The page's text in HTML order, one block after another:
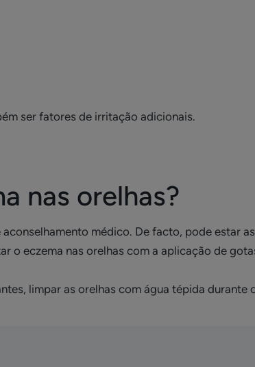
ser fatores de irritação adicionais.
nas orelhas?
médico. De facto, pode estar
o eczema nas orelhas com a aplicação de
limpar as orelhas com água tépida durante